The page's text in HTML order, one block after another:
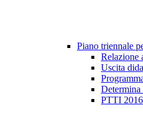
Piano triennale
Relazione
Uscita
Determina
PTTI